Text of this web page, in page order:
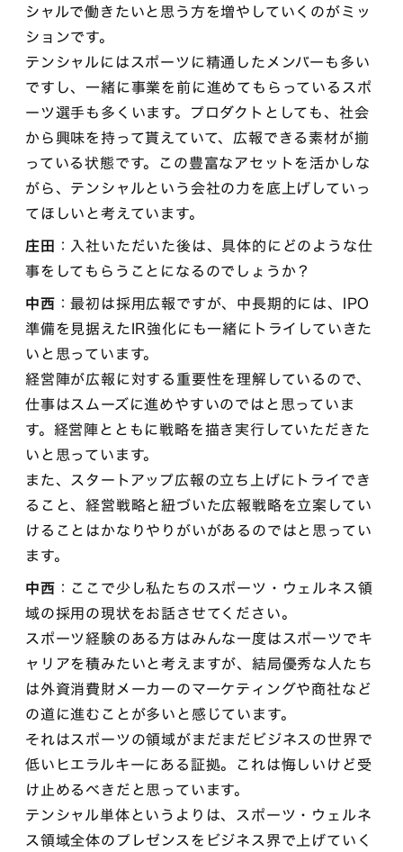
シャルで働きたいと思う方を増やしていくのがミッ
ションです。
テンシャルにはスポーツに精通したメンバーも多い
ですし、一緒に事業を前に進めてもらっているスポ
ーツ選手も多くいます。プロダクトとしても、社会
から興味を持って貰えていて、広報できる素材が揃
っている状態です。この豊富なアセットを活かしな
がら、テンシャルという会社の力を底上げしていっ
てほしいと考えています。
庄田 ：入社いただいた後は、具体的にどのような仕
事をしてもらうことになるのでしょうか？
中西 ：最初は採用広報ですが、中長期的には、IPO
準備を見据えたIR強化にも一緒にトライしていきた
いと思っています。
経営陣が広報に対する重要性を理解しているので、
仕事はスムーズに進めやすいのではと思っていま
す。経営陣とともに戦略を描き実行していただきた
いと思っています。
また、スタートアップ広報の立ち上げにトライでき
ること、経営戦略と紐づいた広報戦略を立案してい
けることはかなりやりがいがあるのではと思ってい
ます。
中西 ：ここで少し私たちのスポーツ・ウェルネス領
域の採用の現状をお話させてください。
スポーツ経験のある方はみんな一度はスポーツでキ
ャリアを積みたいと考えますが、結局優秀な人たち
は外資消費財メーカーのマーケティングや商社など
の道に進むことが多いと感じています。
それはスポーツの領域がまだまだビジネスの世界で
低いヒエラルキーにある証拠。これは悔しいけど受
け止めるべきだと思っています。
テンシャル単体というよりは、スポーツ・ウェルネ
ス領域全体のプレゼンスをビジネス界で上げていく